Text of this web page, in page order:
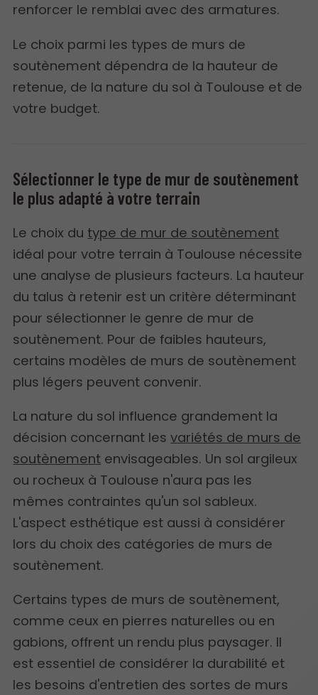
renforcer le remblai avec des armatures.
Le choix parmi les types de murs de
soutènement dépendra de la hauteur de
retenue, de la nature du sol à Toulouse et de
votre budget.
Sélectionner le type de mur de soutènement
le plus adapté à votre terrain
Le choix du type de mur de soutènement
idéal pour votre terrain à Toulouse nécessite
une analyse de plusieurs facteurs. La hauteur
du talus à retenir est un critère déterminant
pour sélectionner le genre de mur de
soutènement. Pour de faibles hauteurs,
certains modèles de murs de soutènement
plus légers peuvent convenir.
La nature du sol influence grandement la
décision concernant lesvariétés de murs de
soutènement envisageables. Un sol argileux
ou rocheux à Toulouse n'aura pas les
mêmes contraintes qu'un sol sableux.
L'aspect esthétique est aussi à considérer
lors du choix des catégories de murs de
soutènement.
Certains types de murs de soutènement,
comme ceux en pierres naturelles ou en
gabions, offrent un rendu plus paysager. Il
est essentiel de considérer la durabilité et
les besoins d'entretien des sortes de murs